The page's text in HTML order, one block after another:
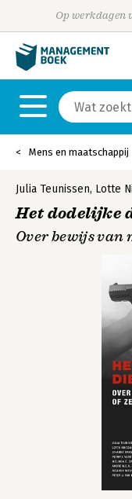
Op werkdagen
Mens en maatschappij
Julia Teunissen, Lotte
Het dodelijke
Over bewijs van